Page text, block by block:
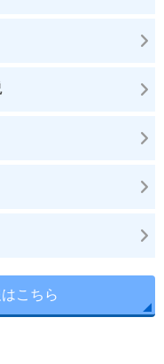
こちら